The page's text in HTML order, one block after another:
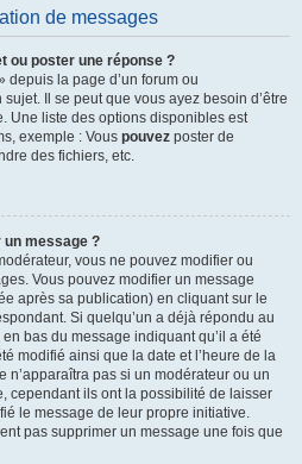
de messages
ou poster une réponse ?
la page d’un forum ou
Il se peut que vous ayez besoin d’être
Une liste des options disponibles est
exemple : Vous pouvez poster de
des fichiers, etc.
message ?
vous ne pouvez modifier ou
Vous pouvez modifier un message
après sa publication) en cliquant sur le
Si quelqu’un a déjà répondu au
bas du message indiquant qu’il a été
modifié ainsi que la date et l’heure de la
n’apparaîtra pas si un modérateur ou un
cependant ils ont la possibilité de laisser
le message de leur propre initiative.
pas supprimer un message une fois que